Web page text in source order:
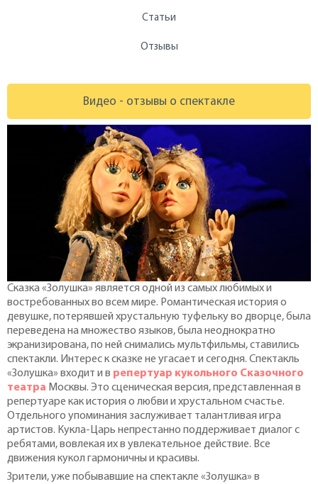
Статьи
Отзывы
Видео - отзывы о спектакле
Сказка «Золушка» является одной из самых любимых и
востребованных во всем мире. Романтическая история о
девушке, потерявшей хрустальную туфельку во дворце, была
переведена на множество языков, была неоднократно
экранизирована, по ней снимались мультфильмы, ставились
спектакли. Интерес к сказке не угасает и сегодня. Спектакль
«Золушка» входит и в репертуар кукольного Сказочного
театра Москвы. Это сценическая версия, представленная в
репертуаре как история о любви и хрустальном счастье.
Отдельного упоминания заслуживает талантливая игра
артистов. Кукла-Царь непрестанно поддерживает диалог с
ребятами, вовлекая их в увлекательное действие. Все
движения кукол гармоничны и красивы.
Зрители, уже побывавшие на спектакле «Золушка» в